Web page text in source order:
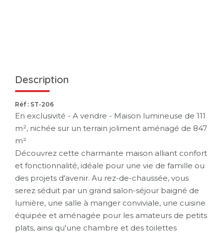
Description
Réf : ST-206
En exclusivité - A vendre - Maison lumineuse de 111
m², nichée sur un terrain joliment aménagé de 847
m²
Découvrez cette charmante maison alliant confort
et fonctionnalité, idéale pour une vie de famille ou
des projets d'avenir. Au rez-de-chaussée, vous
serez séduit par un grand salon-séjour baigné de
lumière, une salle à manger conviviale, une cuisine
équipée et aménagée pour les amateurs de petits
plats, ainsi qu'une chambre et des toilettes